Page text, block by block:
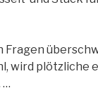
Fragen
wird plötzliche
…